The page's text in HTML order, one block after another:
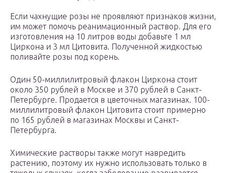
Если чахнущие розы не проявляют признаков жизни,
им может помочь реанимационный раствор. Для его
изготовления на 10 литров воды добавьте 1 мл
Циркона и 3 мл Цитовита. Полученной жидкостью
поливайте розы под корень.
Один 50-миллилитровый флакон Циркона стоит
около 350 рублей в Москве и 370 рублей в Санкт-
Петербурге. Продается в цветочных магазинах. 100-
миллилитровый флакон Цитовита стоит примерно
по 165 рублей в магазинах Москвы и Санкт-
Петербурга.
Химические растворы также могут навредить
растению, поэтому их нужно использовать только в